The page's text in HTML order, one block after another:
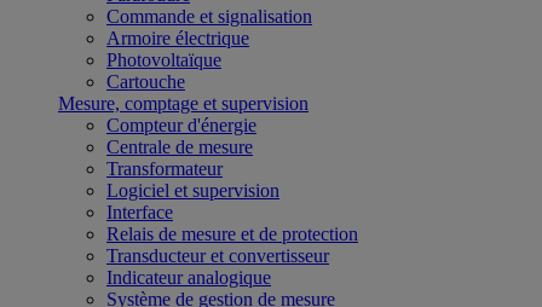
Commande et signalisation
Armoire électrique
Photovoltaïque
Cartouche
Mesure, comptage et supervision
Compteur d'énergie
Centrale de mesure
Transformateur
Logiciel et supervision
Interface
Relais de mesure et de protection
Transducteur et convertisseur
Indicateur analogique
Système de gestion de mesure